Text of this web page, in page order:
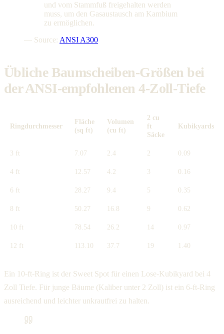
und vom Stammfuß freigehalten werden
muss, um den Gasaustausch am Kambium
zu ermöglichen.
— Source: ANSI A300
Übliche Baumscheiben-Größen bei
der ANSI-empfohlenen 4-Zoll-Tiefe
Ringdurchmesser
Fläche
(sq ft)
Volumen
(cu ft)
2 cu
ft
Säcke
Kubikyards
3 ft 7.07 2.4 2 0.09
4 ft 12.57 4.2 3 0.16
6 ft 28.27 9.4 5 0.35
8 ft 50.27 16.8 9 0.62
10 ft 78.54 26.2 14 0.97
12 ft 113.10 37.7 19 1.40
Ein 10-ft-Ring ist der Sweet Spot für einen Lose-Kubikyard bei 4
Zoll Tiefe. Für junge Bäume (Kaliber unter 2 Zoll) ist ein 6-ft-Ring
ausreichend und leichter unkrautfrei zu halten.